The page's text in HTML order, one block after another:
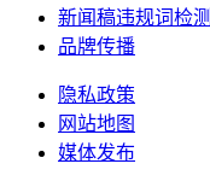
新闻稿违规词检测
品牌传播
隐私政策
网站地图
媒体发布